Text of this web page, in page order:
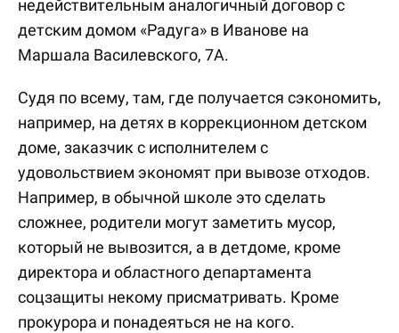
недействительным аналогичный договор с
детским домом «Радуга» в Иванове на
Маршала Василевского, 7А.
Судя по всему, там, где получается сэкономить,
например, на детях в коррекционном детском
доме, заказчик с исполнителем с
удовольствием экономят при вывозе отходов.
Например, в обычной школе это сделать
сложнее, родители могут заметить мусор,
который не вывозится, а в детдоме, кроме
директора и областного департамента
соцзащиты некому присматривать. Кроме
прокурора и понадеяться не на кого.